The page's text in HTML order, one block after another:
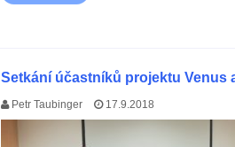
Setkání účastníků projektu Venus
Petr Taubinger
17.9.2018